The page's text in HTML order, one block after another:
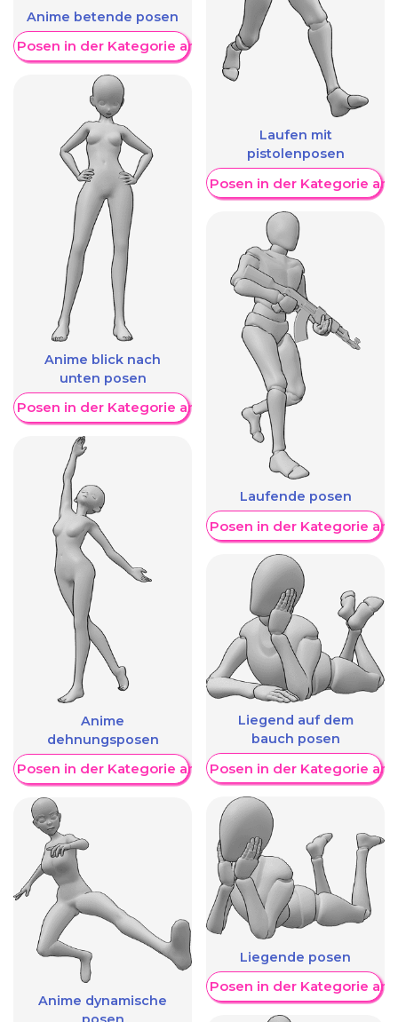
Anime betende posen
Posen in der Kategorie anzeigen
Anime blick nach
unten posen
Posen in der Kategorie anzeigen
Anime
dehnungsposen
Posen in der Kategorie anzeigen
Anime dynamische
Laufen mit
pistolenposen
Weitere Posen in der Kategorie
Laufende posen
Weitere Posen in der Kategorie
Liegend auf dem
bauch posen
Weitere Posen in der Kategorie
Liegende posen
Weitere Posen in der Kategorie